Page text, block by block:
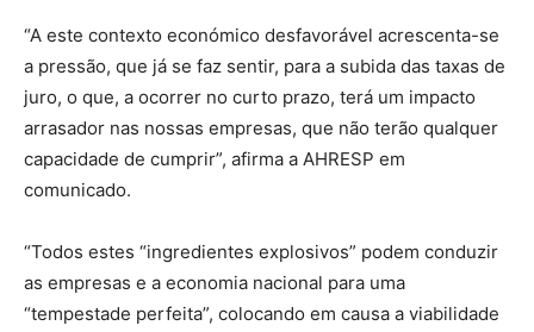
“A este contexto económico desfavorável acrescenta-se
a pressão, que já se faz sentir, para a subida das taxas de
juro, o que, a ocorrer no curto prazo, terá um impacto
arrasador nas nossas empresas, que não terão qualquer
capacidade de cumprir”, afirma a AHRESP em
comunicado.
“Todos estes “ingredientes explosivos” podem conduzir
as empresas e a economia nacional para uma
“tempestade perfeita”, colocando em causa a viabilidade